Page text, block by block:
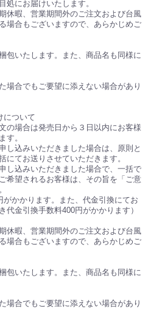
処にお届けいたします。
休暇、営業期間外のご注文および台風
場合もございますので、あらかじめご
包いたします。また、商品名も同様に
場合でもご要望に添えない場合があり
について
の場合は発売日から３日以内にお客様
す。
し込みいただきました場合は、原則と
にてお送りさせていただきます。
し込みいただきました場合で、一括で
希望されるお客様は、その旨を「ご意
がかかります。また、代金引換にてお
代金引換手数料400円がかかります）
休暇、営業期間外のご注文および台風
場合もございますので、あらかじめご
包いたします。また、商品名も同様に
場合でもご要望に添えない場合があり